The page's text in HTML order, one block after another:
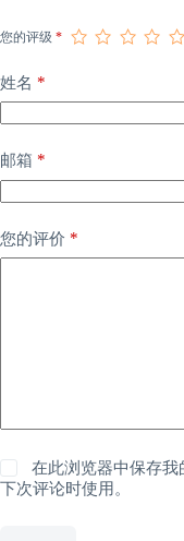
您的评级 *
姓名 *
邮箱 *
您的评价 *
在此浏览器中保存
下次评论时使用。